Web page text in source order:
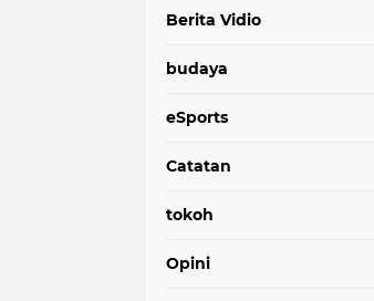
Berita Vidio
budaya
eSports
Catatan
tokoh
Opini